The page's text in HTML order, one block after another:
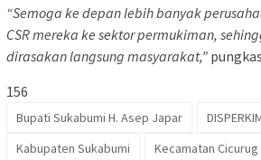
“Semoga ke depan lebih banyak
CSR mereka ke sektor permukiman,
dirasakan langsung masyarakat,”
156
Bupati Sukabumi H. Asep Japar
Kabupaten Sukabumi
Kecamatan Cicurug